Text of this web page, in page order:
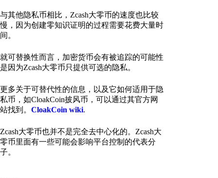
与其他隐私币相比，Zcash大零币的速度也比较
慢，因为创建零知识证明的过程需要花费大量时
间。
就可替换性而言，加密货币会有被追踪的可能性
是因为Zcash大零币只提供可选的隐私。
更多关于可替代性的信息，以及它如何适用于隐
私币，如CloakCoin披风币，可以通过其官方网
站找到。 CloakCoin wiki.
Zcash大零币也并不是完全去中心化的。Zcash大
零币里面有一些可能会影响平台控制的代表分
子。